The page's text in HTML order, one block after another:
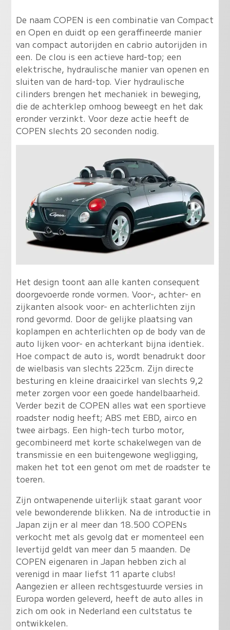
De naam COPEN is een combinatie van Compact
en Open en duidt op een geraffineerde manier
van compact autorijden en cabrio autorijden in
een. De clou is een actieve hard-top; een
elektrische, hydraulische manier van openen en
sluiten van de hard-top. Vier hydraulische
cilinders brengen het mechaniek in beweging,
die de achterklep omhoog beweegt en het dak
eronder verzinkt. Voor deze actie heeft de
COPEN slechts 20 seconden nodig.
Het design toont aan alle kanten consequent
doorgevoerde ronde vormen. Voor-, achter- en
zijkanten alsook voor- en achterlichten zijn
rond gevormd. Door de gelijke plaatsing van
koplampen en achterlichten op de body van de
auto lijken voor- en achterkant bijna identiek.
Hoe compact de auto is, wordt benadrukt door
de wielbasis van slechts 223cm. Zijn directe
besturing en kleine draaicirkel van slechts 9,2
meter zorgen voor een goede handelbaarheid.
Verder bezit de COPEN alles wat een sportieve
roadster nodig heeft; ABS met EBD, airco en
twee airbags. Een high-tech turbo motor,
gecombineerd met korte schakelwegen van de
transmissie en een buitengewone wegligging,
maken het tot een genot om met de roadster te
toeren.
Zijn ontwapenende uiterlijk staat garant voor
vele bewonderende blikken. Na de introductie in
Japan zijn er al meer dan 18.500 COPENs
verkocht met als gevolg dat er momenteel een
levertijd geldt van meer dan 5 maanden. De
COPEN eigenaren in Japan hebben zich al
verenigd in maar liefst 11 aparte clubs!
Aangezien er alleen rechtsgestuurde versies in
Europa worden geleverd, heeft de auto alles in
zich om ook in Nederland een cultstatus te
ontwikkelen.